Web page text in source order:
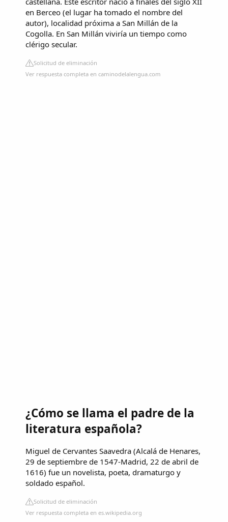
en Berceo (el lugar ha tomado el nombre del
autor), localidad próxima a San Millán de la
Cogolla. En San Millán viviría un tiempo como
clérigo secular.
Solicitud de eliminación
Ver respuesta completa en caminodelalengua.com
¿Cómo se llama el padre de la
literatura española?
Miguel de Cervantes Saavedra (Alcalá de Henares,​
29 de septiembre de 1547-Madrid, 22 de abril​ de
1616) fue un novelista, poeta, dramaturgo y
soldado español.
Solicitud de eliminación
Ver respuesta completa en es.wikipedia.org